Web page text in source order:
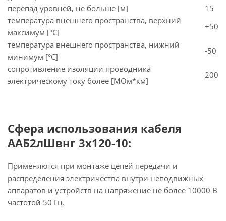
перепад уровней, не больше [м]
15
температура внешнего пространства, верхний
максимум [°C]
+50
температура внешнего пространства, нижний
минимум [°C]
-50
сопротивление изоляции проводника
электрическому току более [МОм*км]
200
Сфера использования кабеля
ААБ2лШвнг 3х120-10:
Применяются при монтаже цепей передачи и
распределения электричества внутри неподвижных
аппаратов и устройств на напряжение не более 10000 В
частотой 50 Гц.